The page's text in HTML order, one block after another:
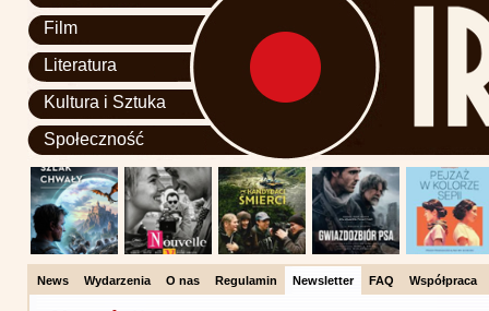
Film
Literatura
Kultura i Sztuka
Społeczność
News Wydarzenia O nas Regulamin Newsletter FAQ Współpraca